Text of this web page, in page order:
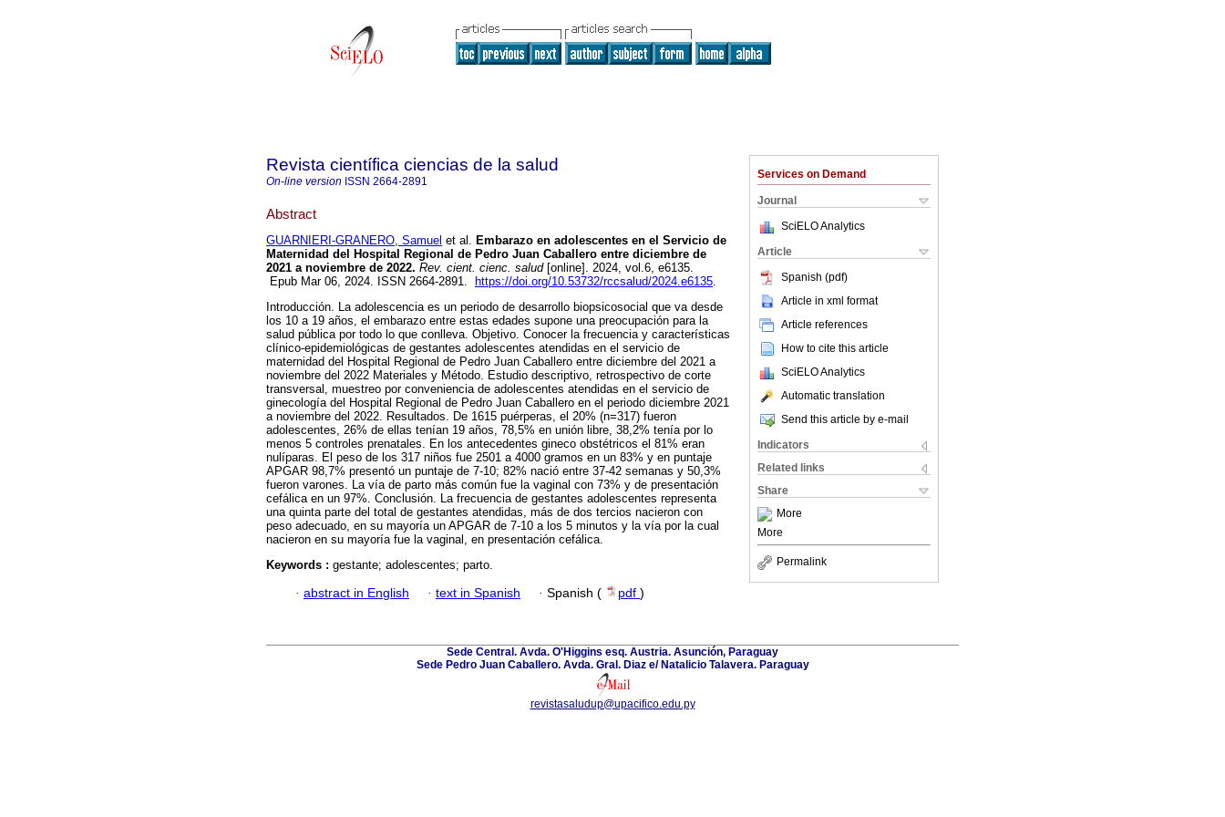
Services on Demand
Journal
SciELO Analytics
Article
Spanish (pdf)
Article in xml format
Article references
How to cite this article
SciELO Analytics
Automatic translation
Send this article by e-mail
Indicators
Related links
Share
More
More
Permalink
Revista científica ciencias de la salud
On-line version ISSN 2664-2891
Abstract
GUARNIERI-GRANERO, Samuel et al. Embarazo en adolescentes en el Servicio de
Maternidad del Hospital Regional de Pedro Juan Caballero entre diciembre de
2021 a noviembre de 2022. Rev. cient. cienc. salud[online]. 2024, vol.6, e6135.
Epub Mar 06, 2024. ISSN 2664-2891.
https://doi.org/10.53732/rccsalud/2024.e6135.
Introducción. La adolescencia es un periodo de desarrollo biopsicosocial que va desde
los 10 a 19 años, el embarazo entre estas edades supone una preocupación para la
salud pública por todo lo que conlleva. Objetivo. Conocer la frecuencia y características
clínico-epidemiológicas de gestantes adolescentes atendidas en el servicio de
maternidad del Hospital Regional de Pedro Juan Caballero entre diciembre del 2021 a
noviembre del 2022 Materiales y Método. Estudio descriptivo, retrospectivo de corte
transversal, muestreo por conveniencia de adolescentes atendidas en el servicio de
ginecología del Hospital Regional de Pedro Juan Caballero en el periodo diciembre 2021
a noviembre del 2022. Resultados. De 1615 puérperas, el 20% (n=317) fueron
adolescentes, 26% de ellas tenían 19 años, 78,5% en unión libre, 38,2% tenía por lo
menos 5 controles prenatales. En los antecedentes gineco obstétricos el 81% eran
nulíparas. El peso de los 317 niños fue 2501 a 4000 gramos en un 83% y en puntaje
APGAR 98,7% presentó un puntaje de 7-10; 82% nació entre 37-42 semanas y 50,3%
fueron varones. La vía de parto más común fue la vaginal con 73% y de presentación
cefálica en un 97%. Conclusión. La frecuencia de gestantes adolescentes representa
una quinta parte del total de gestantes atendidas, más de dos tercios nacieron con
peso adecuado, en su mayoría un APGAR de 7-10 a los 5 minutos y la vía por la cual
nacieron en su mayoría fue la vaginal, en presentación cefálica.
Keywords : gestante; adolescentes; parto.
· abstract in English · text in Spanish · Spanish ( pdf )
Sede Central. Avda. O'Higgins esq. Austria. Asunción, Paraguay
Sede Pedro Juan Caballero. Avda. Gral. Diaz e/ Natalicio Talavera. Paraguay
revistasaludup@upacifico.edu.py